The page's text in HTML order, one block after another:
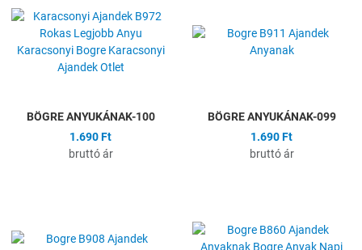
Összehasonlítás
BÖGRE ANYUKÁNAK-100
1.690 Ft
bruttó ár
BÖGRE ANYUKÁNAK-099
1.690 Ft
bruttó ár
Összehasonlítás